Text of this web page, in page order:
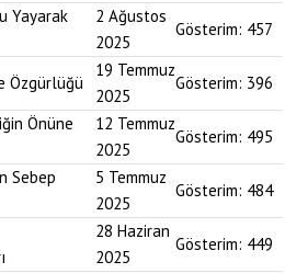
Yayarak
2 Ağustos
2025
Gösterim: 457
Özgürlüğü
19 Temmuz
2025
Gösterim: 396
Önüne
12 Temmuz
2025
Gösterim: 495
Sebep
5 Temmuz
2025
Gösterim: 484
28 Haziran
2025
Gösterim: 449